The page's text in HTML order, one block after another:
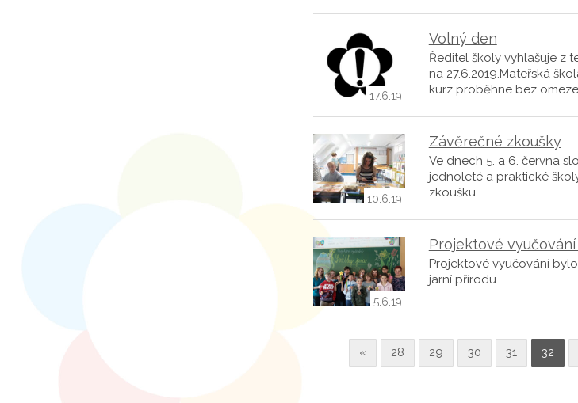
17.6.19
Volný den
Ředitel školy vyhlašuje z
na 27.6.2019.Mateřská
kurz proběhne bez
10.6.19
Závěrečné zkoušky
Ve dnech 5. a 6. června
jednoleté a praktické
zkoušku.
5.6.19
Projektové vyučování
Projektové vyučování
jarní přírodu.
« 28 29 30 31 32